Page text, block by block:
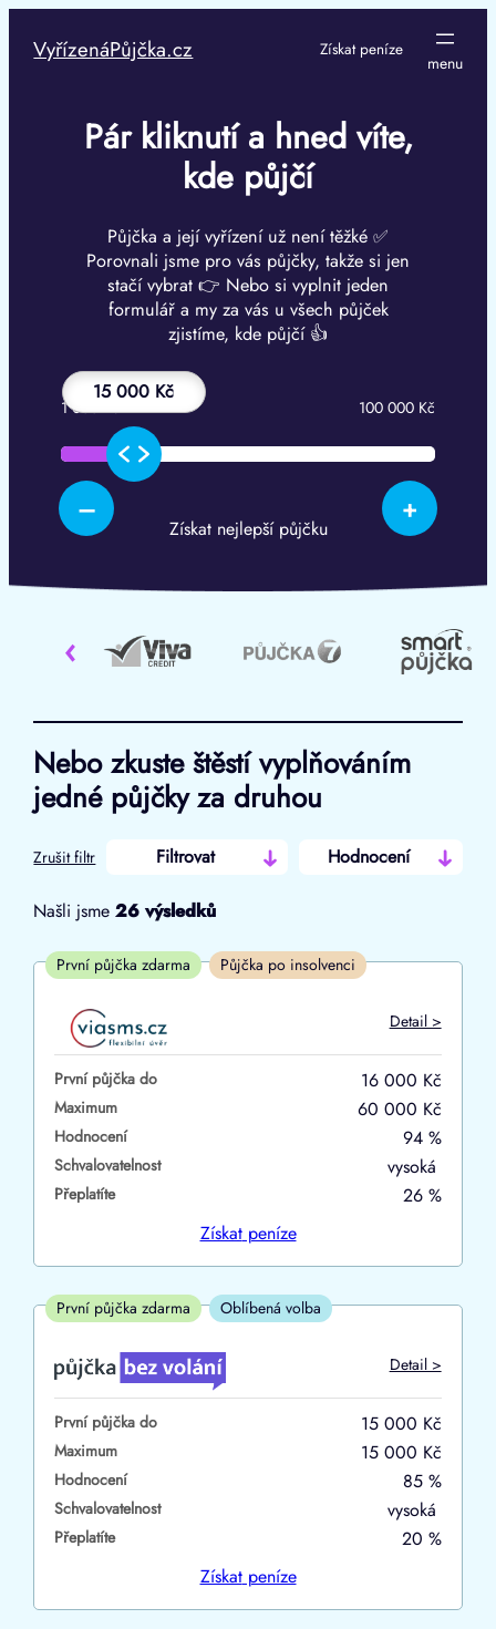
obsah
VyřízenáPůjčka.cz Získat peníze
Pár kliknutí a hned víte,
kde půjčí
Půjčka a její vyřízení už není těžké ✅
Porovnali jsme pro vás půjčky, takže si jen
stačí vybrat 👉 Nebo si vyplnit jeden
formulář a my za vás u všech půjček
zjistíme, kde půjčí 👍
15 000 Kč
– +
1 000 Kč 100 000 Kč
Získat nejlepší půjčku
‹
Nebo zkuste štěstí vyplňováním
jedné půjčky za druhou
Zrušit filtr Filtrovat Hodnocení
Od
První půjčka zdarma
–
ano
ne
ano
ne
V exekuci
ano
ne
Po insolvenci
ano
ne
V hotovosti
Našli jsme26 výsledků
První půjčka zdarma Půjčka po insolvenci
Detail >
První půjčka do 16 000 Kč
Maximum 60 000 Kč
Hodnocení 94 %
Schvalovatelnost vysoká
Přeplatíte
26 %
Získatpeníze
První půjčka zdarma Oblíbená volba
Detail >
První půjčka do 15 000 Kč
Maximum 15 000 Kč
Hodnocení 85 %
Schvalovatelnost vysoká
Přeplatíte
20 %
Získatpeníze